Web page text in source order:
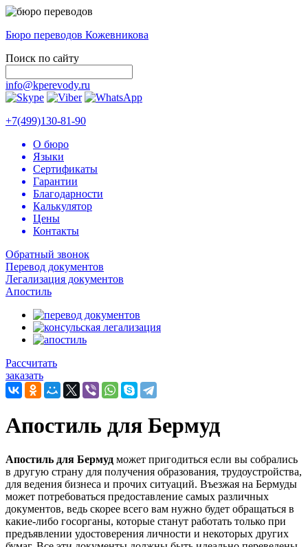
Бюро переводов Кожевникова
Поиск по сайту
info@kperevody.ru
+7(499)130-81-90
О бюро
Языки
Сертификаты
Гарантии
Благодарности
Калькулятор
Цены
Контакты
Обратный звонок
Перевод документов
Легализация документов
Апостиль
Рассчитать
заказать
Апостиль для Бермуд
Апостиль для Бермуд может пригодиться если вы собрались
в другую страну для получения образования, трудоустройства,
для ведения бизнеса и прочих ситуаций. Въезжая на Бермуды
может потребоваться предоставление самых различных
документов, ведь скорее всего вам нужно будет обращаться в
какие-либо госорганы, которые станут работать только при
предъявлении удостоверения личности и некоторых других